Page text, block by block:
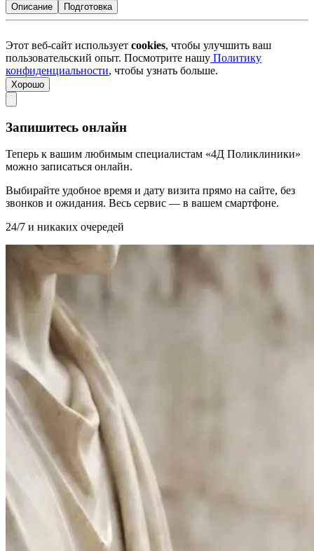
Описание Подготовка
Этот веб-сайт использует cookies, чтобы улучшить ваш
пользовательский опыт. Посмотрите нашу Политику
конфиденциальности, чтобы узнать больше.
Хорошо
Запишитесь онлайн
Теперь к вашим любимым специалистам «4Д Поликлиники»
можно записаться онлайн.
Выбирайте удобное время и дату визита прямо на сайте, без
звонков и ожидания. Весь сервис — в вашем смартфоне.
24/7 и никаких очередей